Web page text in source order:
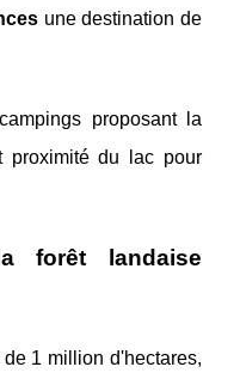
une destination de
proposant la
proximité du lac pour
forêt landaise
1 million d'hectares,